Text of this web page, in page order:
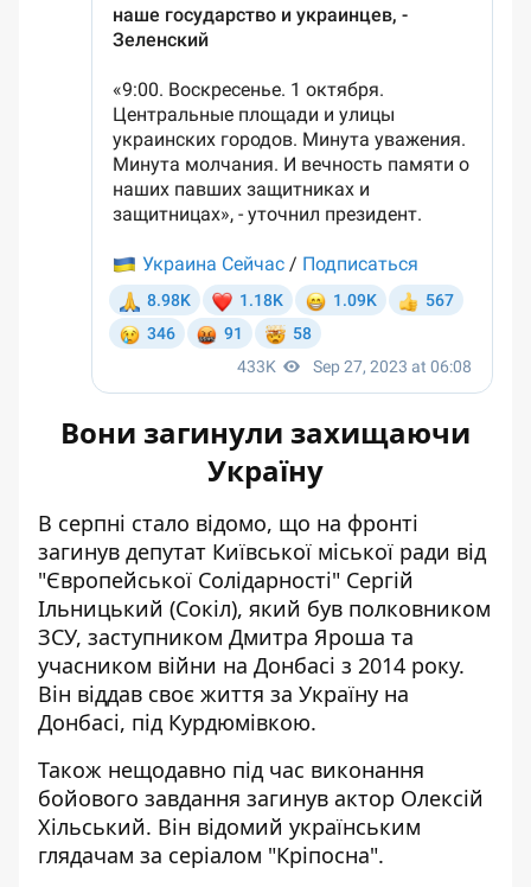
Вони загинули захищаючи
Україну
В серпні стало відомо, що на фронті
загинув депутат Київської міської ради від
"Європейської Солідарності" Сергій
Ільницький (Сокіл), який був полковником
ЗСУ, заступником Дмитра Яроша та
учасником війни на Донбасі з 2014 року.
Він віддав своє життя за Україну на
Донбасі, під Курдюмівкою.
Також нещодавно під час виконання
бойового завдання загинув актор Олексій
Хільський. Він відомий українським
глядачам за серіалом "Кріпосна".